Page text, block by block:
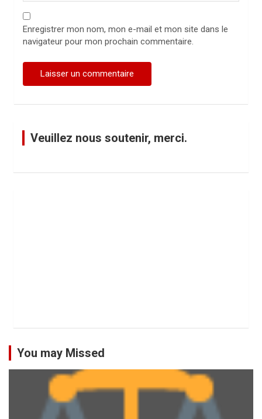
Enregistrer mon nom, mon e-mail et mon site dans le
navigateur pour mon prochain commentaire.
Veuillez nous soutenir, merci.
You may Missed